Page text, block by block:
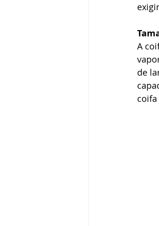
A
de